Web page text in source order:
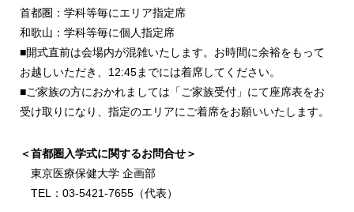
首都圏：学科等毎にエリア指定席
和歌山：学科等毎に個人指定席
■開式直前は会場内が混雑いたします。お時間に余裕をもって
お越しいただき、12:45までには着席してください。
■ご家族の方におかれましては「ご家族受付」にて座席表をお
受け取りになり、指定のエリアにご着席をお願いいたします。
＜首都圏入学式に関するお問合せ＞
東京医療保健大学 企画部
TEL：03-5421-7655（代表）